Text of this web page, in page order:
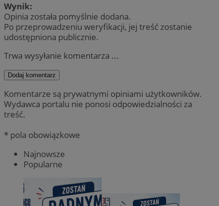
Wynik:
Opinia została pomyślnie dodana.
Po przeprowadzeniu weryfikacji, jej treść zostanie
udostępniona publicznie.
Trwa wysyłanie komentarza ...
Dodaj komentarz
Komentarze są prywatnymi opiniami użytkowników.
Wydawca portalu nie ponosi odpowiedzialności za
treść.
* pola obowiązkowe
Najnowsze
Popularne